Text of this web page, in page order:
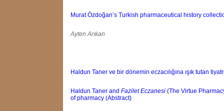
Murat Özdoğan’s Turkish pharmaceutical history
Ayten Arıkan
Haldun Taner ve bir dönemin eczacılığına ışık tutan
Haldun Taner and Fazilet Eczanesi(The Virtue
of pharmacy (Abstract)